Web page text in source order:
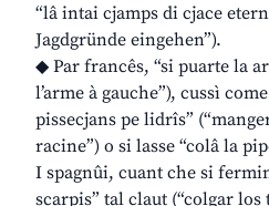
“lâ intai cjamps di cjace
Jagdgründe eingehen”).
◆ Par francês, “si puarte la
l’arme à gauche”), cussì
pissecjans pe lidrîs”
racine”) o si lasse “colâ la
I spagnûi, cuant che si
scarpis” tal claut (“colgar los